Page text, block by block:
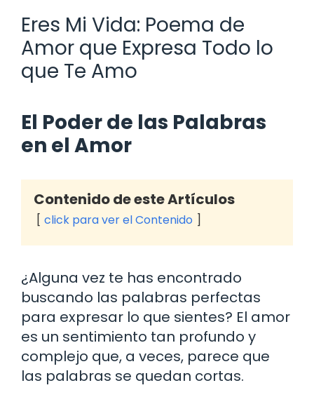
Eres Mi Vida: Poema de
Amor que Expresa Todo lo
que Te Amo
El Poder de las Palabras
en el Amor
Contenido de este Artículos
click para ver el Contenido
¿Alguna vez te has encontrado
buscando las palabras perfectas
para expresar lo que sientes? El amor
es un sentimiento tan profundo y
complejo que, a veces, parece que
las palabras se quedan cortas.